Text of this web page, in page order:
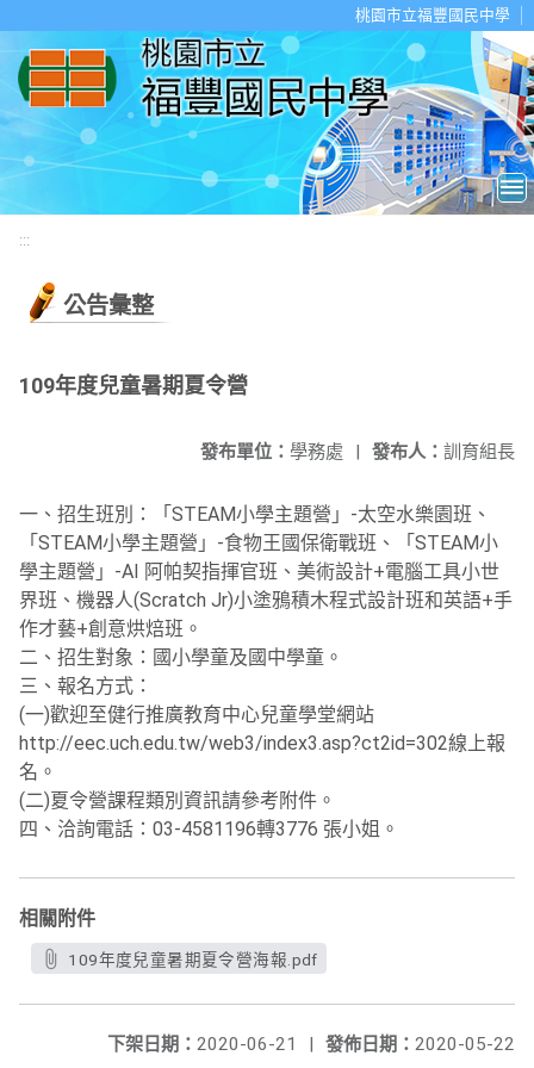
桃園市立福豐國民中學
:::
公告彙整
109年度兒童暑期夏令營
發布人： 訓育組長
發布單位： 學務處 |
一、招生班別：「STEAM小學主題營」-太空水樂園班、
「STEAM小學主題營」-食物王國保衛戰班、「STEAM小
學主題營」-AI 阿帕契指揮官班、美術設計+電腦工具小世
界班、機器人(Scratch Jr)小塗鴉積木程式設計班和英語+手
作才藝+創意烘焙班。
二、招生對象：國小學童及國中學童。
三、報名方式：
(一)歡迎至健行推廣教育中心兒童學堂網站
http://eec.uch.edu.tw/web3/index3.asp?ct2id=302線上報
名。
(二)夏令營課程類別資訊請參考附件。
四、洽詢電話：03-4581196轉3776 張小姐。
相關附件
109年度兒童暑期夏令營海報.pdf
發佈日期： 2020-05-22
下架日期： 2020-06-21 |